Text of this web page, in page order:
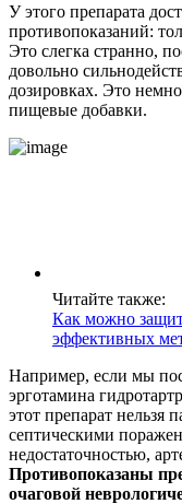
У этого препарата
противопоказаний:
Это слегка странно,
довольно
дозировках. Это
пищевые добавки.
Читайте также:
Как можно
эффективных
Например, если мы
эрготамина
этот препарат нельзя
септическими
недостаточностью,
Противопоказаны
очаговой